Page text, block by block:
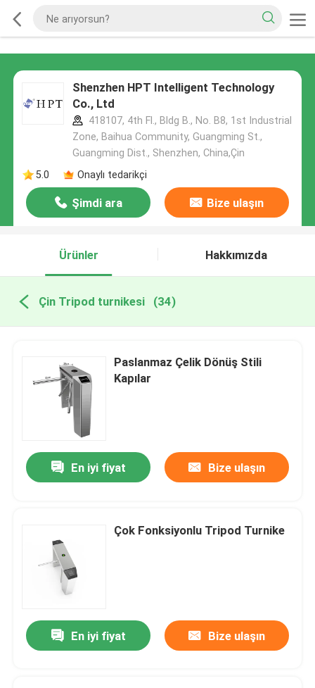
Shenzhen HPT Intelligent Technology
Co., Ltd
418107, 4th Fl., Bldg B., No. B8, 1st Industrial
Zone, Baihua Community, Guangming St.,
Guangming Dist., Shenzhen, China,Çin
5.0
Onaylı tedarikçi
Şimdi ara Bize ulaşın
Ürünler Hakkımızda
Çin Tripod turnikesi (34)
Paslanmaz Çelik Dönüş Stili
Kapılar
En iyi fiyat Bize ulaşın
Çok Fonksiyonlu Tripod Turnike
En iyi fiyat Bize ulaşın